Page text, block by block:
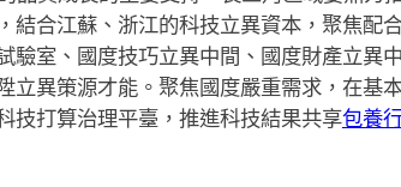
結合江蘇、浙江的科技立異資本，聚焦配
驗室、國度技巧立異中間、國度財產立異中
立異策源才能。聚焦國度嚴重需求，在基
技打算治理平臺，推進科技結果共享包養